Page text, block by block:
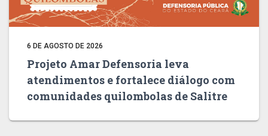
6 DE AGOSTO DE 2026
Projeto Amar Defensoria leva
atendimentos e fortalece diálogo com
comunidades quilombolas de Salitre